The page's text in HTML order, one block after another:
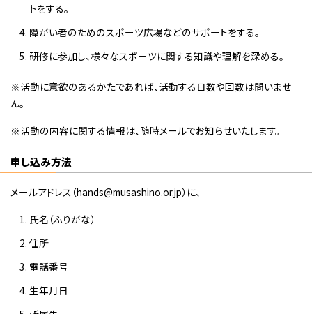
トをする。
障がい者のためのスポーツ広場などのサポートをする。
研修に参加し、様々なスポーツに関する知識や理解を深める。
※活動に意欲のあるかたであれば、活動する日数や回数は問いませ
ん。
※活動の内容に関する情報は、随時メールでお知らせいたします。
申し込み方法
メールアドレス（hands@musashino.or.jp）に、
氏名（ふりがな）
住所
電話番号
生年月日